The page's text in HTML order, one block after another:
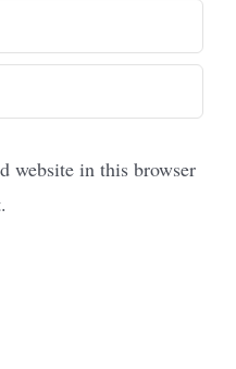
website in this browser